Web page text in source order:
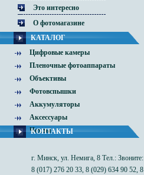
Это интересно
О фотомагазине
КАТАЛОГ
Цифровые камеры
Пленочные фотоаппараты
Объективы
Фотовспышки
Аккумуляторы
Аксессуары
Чехлы
КОНТАКТЫ
г. Минск, ул. Немига, 8 Тел.: Звоните:
8 (017) 276 20 33, 8 (029) 634 90 52, 8